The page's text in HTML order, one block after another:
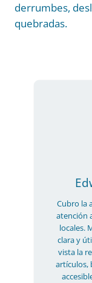
derrumbes,
quebradas.
Cubro la
atención
locales.
clara y
vista la
artículos,